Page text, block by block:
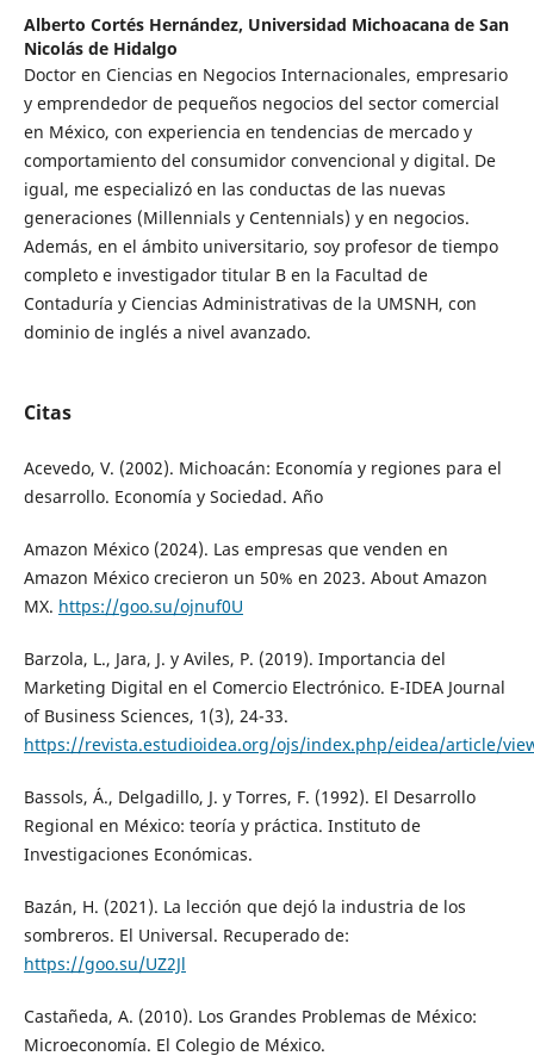
Alberto Cortés Hernández, Universidad Michoacana de San
Nicolás de Hidalgo
Doctor en Ciencias en Negocios Internacionales, empresario
y emprendedor de pequeños negocios del sector comercial
en México, con experiencia en tendencias de mercado y
comportamiento del consumidor convencional y digital. De
igual, me especializó en las conductas de las nuevas
generaciones (Millennials y Centennials) y en negocios.
Además, en el ámbito universitario, soy profesor de tiempo
completo e investigador titular B en la Facultad de
Contaduría y Ciencias Administrativas de la UMSNH, con
dominio de inglés a nivel avanzado.
Citas
Acevedo, V. (2002). Michoacán: Economía y regiones para el
desarrollo. Economía y Sociedad. Año
Amazon México (2024). Las empresas que venden en
Amazon México crecieron un 50% en 2023. About Amazon
MX. https://goo.su/ojnuf0U
Barzola, L., Jara, J. y Aviles, P. (2019). Importancia del
Marketing Digital en el Comercio Electrónico. E-IDEA Journal
of Business Sciences, 1(3), 24-33.
https://revista.estudioidea.org/ojs/index.php/eidea/article/
Bassols, Á., Delgadillo, J. y Torres, F. (1992). El Desarrollo
Regional en México: teoría y práctica. Instituto de
Investigaciones Económicas.
Bazán, H. (2021). La lección que dejó la industria de los
sombreros. El Universal. Recuperado de:
https://goo.su/UZ2Jl
Castañeda, A. (2010). Los Grandes Problemas de México:
Microeconomía. El Colegio de México.